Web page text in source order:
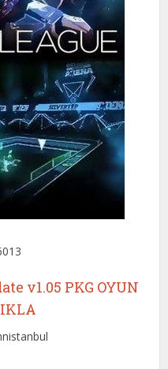
v1.05 PKG OYUN